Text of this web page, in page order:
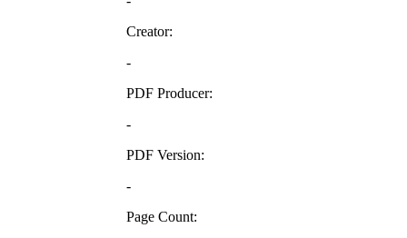
Creator:
-
PDF Producer:
-
PDF Version:
-
Page Count: